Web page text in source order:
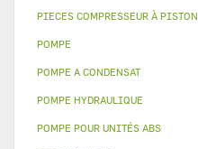
PIECES COMPRESSEUR À PISTON
POMPE
POMPE A CONDENSAT
POMPE HYDRAULIQUE
POMPE POUR UNITÉS ABS